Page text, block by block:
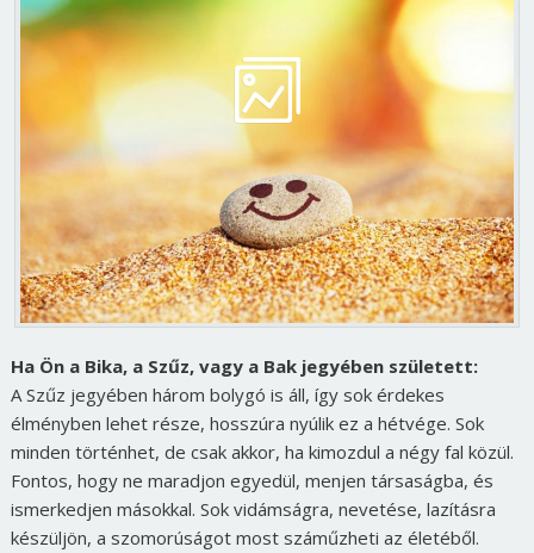
Ha Ön a Bika, a Szűz, vagy a Bak jegyében született:
A Szűz jegyében három bolygó is áll, így sok érdekes
élményben lehet része, hosszúra nyúlik ez a hétvége. Sok
minden történhet, de csak akkor, ha kimozdul a négy fal közül.
Fontos, hogy ne maradjon egyedül, menjen társaságba, és
ismerkedjen másokkal. Sok vidámságra, nevetése, lazításra
készüljön, a szomorúságot most száműzheti az életéből.